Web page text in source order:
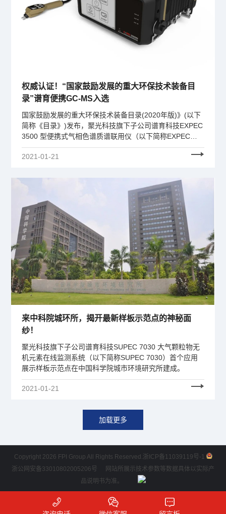
权威认证！“国家鼓励发展的重大环保技术装备目
录”谱育便携GC-MS入选
国家鼓励发展的重大环保技术装备目录(2020年版)》(以下
简称《目录》)发布，聚光科技旗下子公司谱育科技EXPEC
3500 型便携式气相色谱质谱联用仪（以下简称EXPEC
3500）成功入选。
2021-01-21
来中科院城环所，揭开最新样板示范点的神秘面
纱！
聚光科技旗下子公司谱育科技SUPEC 7030 大气颗粒物无
机元素在线监测系统（以下简称SUPEC 7030）首个应用
展示样板示范点在中国科学院城市环境研究所建成。
2021-01-21
加载更多
Copyright 2026 FPI Group All Rights Reserved.浙ICP备11039119号-1
浙公网安备33010802005206号
网站所展示技术参数等数据具体以实际产
品说明书为准。